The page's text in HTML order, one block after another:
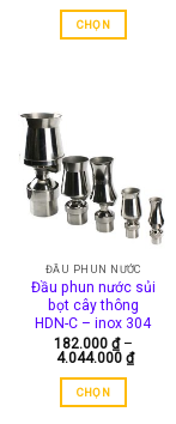
sản
phẩm
CHỌN
biến
thể.
Các
tùy
có
thể
được
chọn
trên
trang
ĐẦU PHUN NƯỚC
Đầu phun nước sủi
bọt cây thông
HDN-C – inox 304
182.000 ₫ –
4.044.000 ₫Khoảng
CHỌN